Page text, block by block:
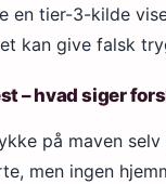
en tier-3-kilde
kan give falsk
– hvad siger
på maven
men ingen